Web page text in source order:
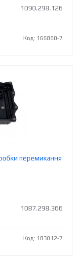
1090.298.126
Код: 166860-7
перемикання
1087.298.366
Код: 183012-7